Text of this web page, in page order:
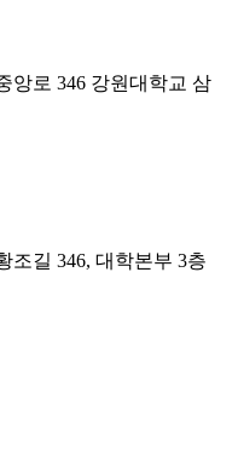
앙로 346 강원대학교 삼
조길 346, 대학본부 3층